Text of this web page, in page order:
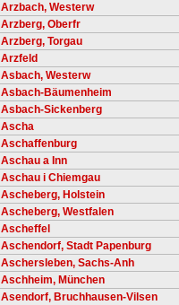
Arzbach, Westerw
Arzberg, Oberfr
Arzberg, Torgau
Arzfeld
Asbach, Westerw
Asbach-Bäumenheim
Asbach-Sickenberg
Ascha
Aschaffenburg
Aschau a Inn
Aschau i Chiemgau
Ascheberg, Holstein
Ascheberg, Westfalen
Ascheffel
Aschendorf, Stadt Papenburg
Aschersleben, Sachs-Anh
Aschheim, München
Asendorf, Bruchhausen-Vilsen